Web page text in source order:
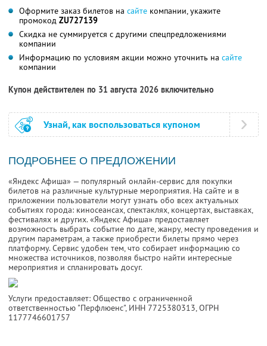
Оформите заказ билетов на сайте компании, укажите
промокод ZU727139
Скидка не суммируется с другими спецпредложениями
компании
Информацию по условиям акции можно уточнить на сайте
компании
Купон действителен по 31 августа 2026 включительно
Узнай, как воспользоваться купоном
ПОДРОБНЕЕ О ПРЕДЛОЖЕНИИ
«Яндекс Афиша» — популярный онлайн-сервис для покупки
билетов на различные культурные мероприятия. На сайте и в
приложении пользователи могут узнать обо всех актуальных
событиях города: киносеансах, спектаклях, концертах, выставках,
фестивалях и других. «Яндекс Афиша» предоставляет
возможность выбрать событие по дате, жанру, месту проведения и
другим параметрам, а также приобрести билеты прямо через
платформу. Сервис удобен тем, что собирает информацию со
множества источников, позволяя быстро найти интересные
мероприятия и спланировать досуг.
Услуги предоставляет: Общество с ограниченной
ответственностью "Перфлюенс", ИНН 7725380313, ОГРН
1177746601757